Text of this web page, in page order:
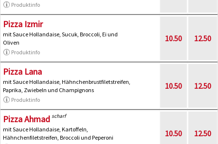
Produktinfo
Pizza Izmir
mit Sauce Hollandaise, Sucuk, Broccoli, Ei und
Oliven
Produktinfo
10.50 12.50
Pizza Lana
mit Sauce Hollandaise, Hähnchenbrustfiletstreifen,
Paprika, Zwiebeln und Champignons
Produktinfo
10.50 12.50
Pizza Ahmad scharf
mit Sauce Hollandaise, Kartoffeln,
Hähnchenfiletstreifen, Broccoli und Peperoni
10.50 12.50